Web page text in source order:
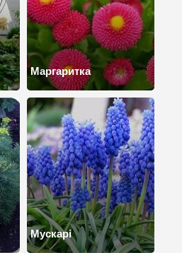
Маргаритка
Мускарі